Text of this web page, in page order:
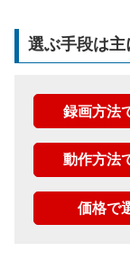
選ぶ手段は主
録画方法
動作方法
価格で